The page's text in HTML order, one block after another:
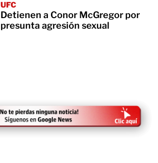
UFC
Detienen a Conor McGregor por
presunta agresión sexual